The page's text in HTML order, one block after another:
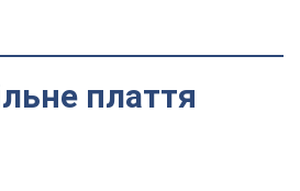
плаття